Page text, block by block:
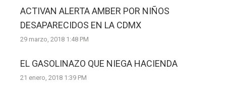
ACTIVAN ALERTA AMBER POR NIÑOS
DESAPARECIDOS EN LA CDMX
29 marzo, 2018 1:48 PM
EL GASOLINAZO QUE NIEGA HACIENDA
21 enero, 2018 1:39 PM